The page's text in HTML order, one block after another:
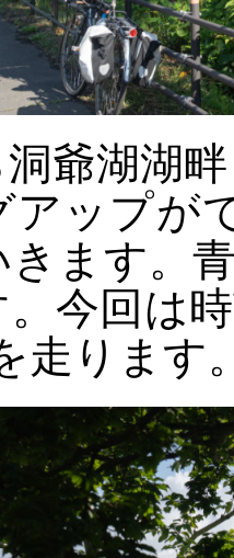
爺湖湖
アップが
きます。
今回は
走ります